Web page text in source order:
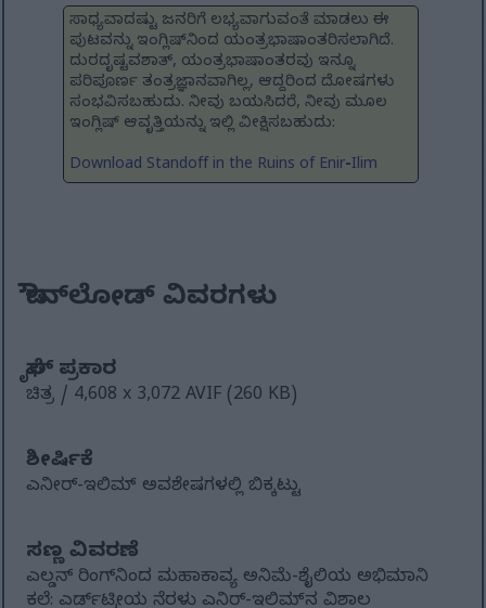
ಸಾಧ್ಯವಾದಷ್ಟು ಜನರಿಗೆ ಲಭ್ಯವಾಗುವಂತೆ ಮಾಡಲು ಈ
ಪುಟವನ್ನು ಇಂಗ್ಲಿಷ್‌ನಿಂದ ಯಂತ್ರಭಾಷಾಂತರಿಸಲಾಗಿದೆ.
ದುರದೃಷ್ಟವಶಾತ್, ಯಂತ್ರಭಾಷಾಂತರವು ಇನ್ನೂ
ಪರಿಪೂರ್ಣ ತಂತ್ರಜ್ಞಾನವಾಗಿಲ್ಲ, ಆದ್ದರಿಂದ ದೋಷಗಳು
ಸಂಭವಿಸಬಹುದು. ನೀವು ಬಯಸಿದರೆ, ನೀವು ಮೂಲ
ಇಂಗ್ಲಿಷ್ ಆವೃತ್ತಿಯನ್ನು ಇಲ್ಲಿ ವೀಕ್ಷಿಸಬಹುದು:
Download Standoff in the Ruins of Enir-Ilim
ಡೌನ್‌ಲೋಡ್ ವಿವರಗಳು
ಫೈಲ್ ಪ್ರಕಾರ
ಚಿತ್ರ / 4,608 x 3,072 AVIF (260 KB)
ಶೀರ್ಷಿಕೆ
ಎನೀರ್-ಇಲಿಮ್ ಅವಶೇಷಗಳಲ್ಲಿ ಬಿಕ್ಕಟ್ಟು
ಸಣ್ಣ ವಿವರಣೆ
ಎಲ್ಡನ್ ರಿಂಗ್‌ನಿಂದ ಮಹಾಕಾವ್ಯ ಅನಿಮೆ-ಶೈಲಿಯ ಅಭಿಮಾನಿ
ಕಲೆ: ಎರ್ಡ್‌ಟ್ರೀಯ ನೆರಳು ಎನಿರ್-ಇಲಿಮ್‌ನ ವಿಶಾಲ